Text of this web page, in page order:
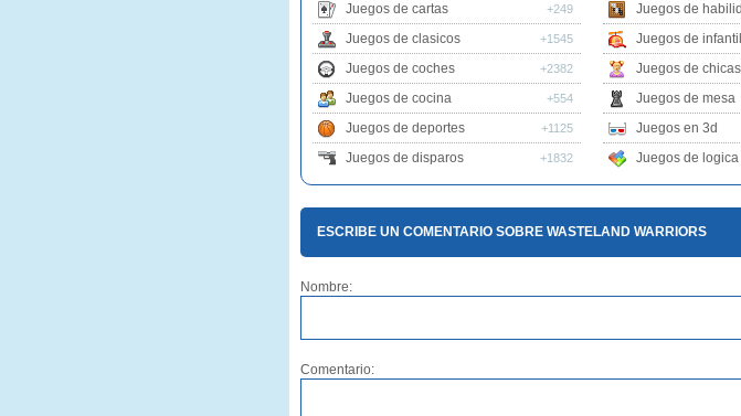
Juegos de cartas +249
Juegos de clasicos +1545
Juegos de coches +2382
Juegos de cocina +554
Juegos de deportes +1125
Juegos de disparos +1832
Juegos de
Juegos de
Juegos de chicas
Juegos de mesa
Juegos en 3d
Juegos de logica
ESCRIBE UN COMENTARIO SOBRE WASTELAND WARRIORS
Nombre:
Comentario: